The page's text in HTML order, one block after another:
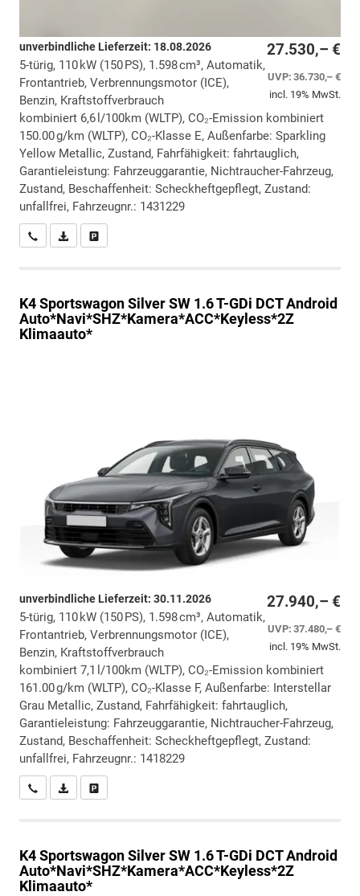
27.530,– €
UVP:36.730,– €
incl. 19% MwSt.
unverbindliche Lieferzeit: 18.08.2026
5-türig, 110 kW (150 PS), 1.598 cm³, Automatik,
Frontantrieb, Verbrennungsmotor (ICE),
Benzin, Kraftstoffverbrauch
kombiniert 6,6 l/100km (WLTP), CO₂-Emission kombiniert
150.00 g/km (WLTP), CO₂-Klasse E, Außenfarbe: Sparkling
Yellow Metallic, Zustand, Fahrfähigkeit: fahrtauglich,
Garantieleistung: Fahrzeuggarantie, Nichtraucher-Fahrzeug,
Zustand, Beschaffenheit: Scheckheftgepflegt, Zustand:
unfallfrei, Fahrzeugnr.: 1431229
Wir rufen Sie anPDF-Datei, Fahrzeugexposé drucken
K4 SportswagonSilver SW 1.6 T-GDi DCT Android
Auto*Navi*SHZ*Kamera*ACC*Keyless*2Z
Klimaauto*
27.940,– €
UVP:37.480,– €
incl. 19% MwSt.
unverbindliche Lieferzeit: 30.11.2026
5-türig, 110 kW (150 PS), 1.598 cm³, Automatik,
Frontantrieb, Verbrennungsmotor (ICE),
Benzin, Kraftstoffverbrauch
kombiniert 7,1 l/100km (WLTP), CO₂-Emission kombiniert
161.00 g/km (WLTP), CO₂-Klasse F, Außenfarbe: Interstellar
Grau Metallic, Zustand, Fahrfähigkeit: fahrtauglich,
Garantieleistung: Fahrzeuggarantie, Nichtraucher-Fahrzeug,
Zustand, Beschaffenheit: Scheckheftgepflegt, Zustand:
unfallfrei, Fahrzeugnr.: 1418229
Wir rufen Sie anPDF-Datei, Fahrzeugexposé drucken
K4 SportswagonSilver SW 1.6 T-GDi DCT Android
Auto*Navi*SHZ*Kamera*ACC*Keyless*2Z
Klimaauto*